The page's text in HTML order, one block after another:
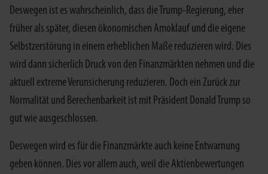
Deswegen ist es wahrscheinlich, dass die Trump-Regierung, eher
früher als später, diesen ökonomischen Amoklauf und die eigene
Selbstzerstörung in einem erheblichen Maße reduzieren wird. Dies
wird dann sicherlich Druck von den Finanzmärkten nehmen und die
aktuell extreme Verunsicherung reduzieren. Doch ein Zurück zur
Normalität und Berechenbarkeit ist mit Präsident Donald Trump so
gut wie ausgeschlossen.
Deswegen wird es für die Finanzmärkte auch keine Entwarnung
geben können. Dies vor allem auch, weil die Aktienbewertungen